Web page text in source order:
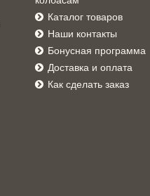
Каталог товаров
Наши контакты
Бонусная программа
Доставка и оплата
Как сделать заказ